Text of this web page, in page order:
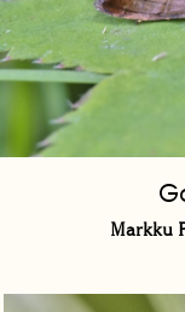
Markku